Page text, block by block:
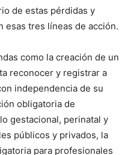
de estas pérdidas y
esas tres líneas de acción.
como la creación de un
reconocer y registrar a
independencia de su
obligatoria de
gestacional, perinatal y
públicos y privados, la
para profesionales